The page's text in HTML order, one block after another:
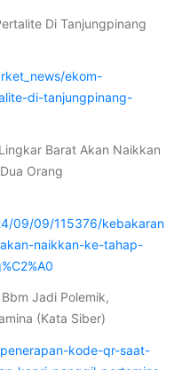
Di Tanjungpinang
ekom-
di-tanjungpinang-
Barat Akan Naikkan
Orang
09/09/115376/kebakaran
naikkan-ke-tahap-
Jadi Polemik,
(Kata Siber)
kode-qr-saat-